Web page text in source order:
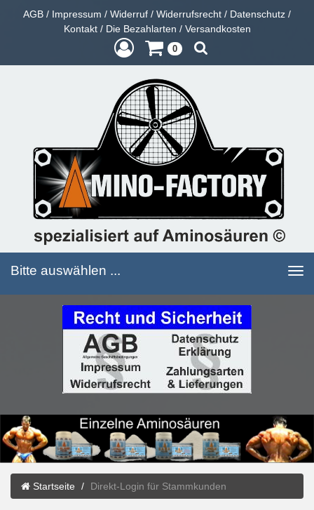
AGB / Impressum / Widerruf / Widerrufsrecht / Datenschutz /
Kontakt / Die Bezahlarten / Versandkosten
0
Bitte auswählen ...
Startseite Direkt-Login für Stammkunden